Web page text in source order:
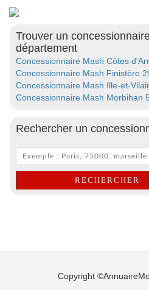
Trouver un
département
Concessionnaire Mash Côtes
Concessionnaire Mash Finistère
Concessionnaire Mash Ille-et-
Concessionnaire Mash Morbihan
Rechercher un
Copyright